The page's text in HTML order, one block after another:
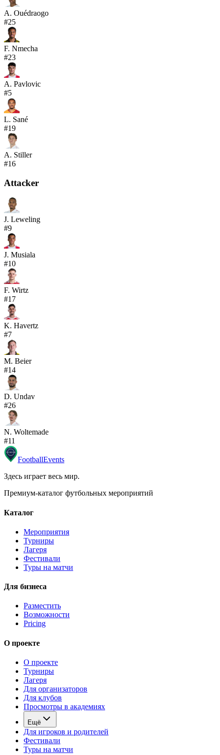
A. Ouédraogo
#25
F. Nmecha
#23
A. Pavlovic
#5
L. Sané
#19
A. Stiller
#16
Attacker
J. Leweling
#9
J. Musiala
#10
F. Wirtz
#17
K. Havertz
#7
M. Beier
#14
D. Undav
#26
N. Woltemade
#11
FootballEvents
Здесь играет весь мир.
Премиум-каталог футбольных мероприятий
Каталог
Мероприятия
Турниры
Лагеря
Фестивали
Туры на матчи
Для бизнеса
Разместить
Возможности
Pricing
О проекте
О проекте
Турниры
Лагеря
Для организаторов
Для клубов
Просмотры в академиях
Ещё
Для игроков и родителей
Фестивали
Туры на матчи